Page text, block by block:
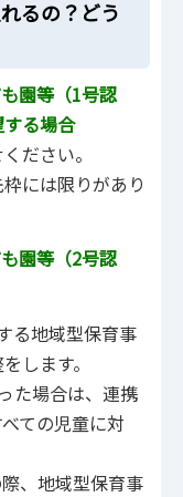
るの？どう
園等（1号認
る場合
ださい。
には限りがあり
園等（2号認
る地域型保育事
します。
た場合は、連携
ての児童に対
、地域型保育事